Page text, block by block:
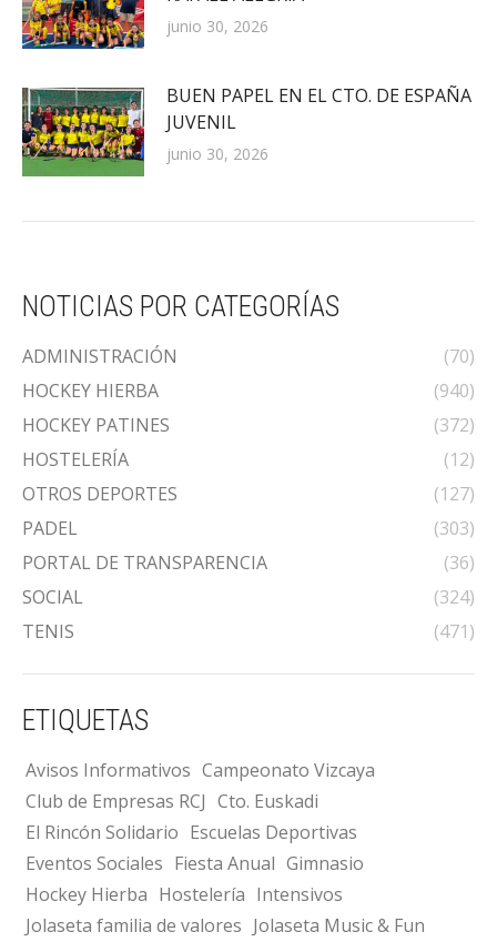
junio 30, 2026
BUEN PAPEL EN EL CTO. DE ESPAÑA
JUVENIL
junio 30, 2026
NOTICIAS POR CATEGORÍAS
ADMINISTRACIÓN
(70)
HOCKEY HIERBA
(940)
HOCKEY PATINES
(372)
HOSTELERÍA
(12)
OTROS DEPORTES
(127)
PADEL
(303)
PORTAL DE TRANSPARENCIA
(36)
SOCIAL
(324)
TENIS
(471)
ETIQUETAS
Avisos Informativos Campeonato Vizcaya
Club de Empresas RCJ Cto. Euskadi
El Rincón Solidario Escuelas Deportivas
Eventos Sociales Fiesta Anual Gimnasio
Hockey Hierba Hostelería Intensivos
Jolaseta familia de valores Jolaseta Music & Fun